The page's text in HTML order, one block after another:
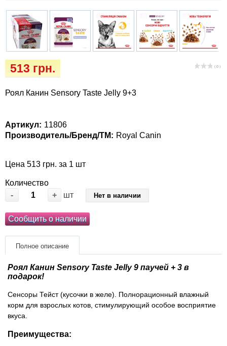
( 0 )
513 грн.
Роял Канин Sensory Taste Jelly 9+3
Артикул: 11806
Производитель/Бренд/ТМ: Royal Canin
Цена 513 грн. за 1 шт
Количество
-
+ шт Нет в наличии
Сообщить о наличии
Полное описание
Роял Канин Sensory Taste Jelly 9 паучей + 3 в
подарок!
Сенсоры Тейст (кусочки в желе). Полнорационный влажный
корм для взрослых котов, стимулирующий особое восприятие
вкуса.
Преимущества:
Ласощі та корма
Vet Diet Canine Wet - ветеринарные диеты
для собак
Лежаки, будиночки, охолоджуючи
килимки
Миски, автогодівниці, поілки
Переноски, сумки, клітки
Послеоперационные средства и
расходные материалы
Подарочные сертификаты
Товары для грызунов
Товары для лошадей
Товары для людей
Хозряд - хозтовары оптом